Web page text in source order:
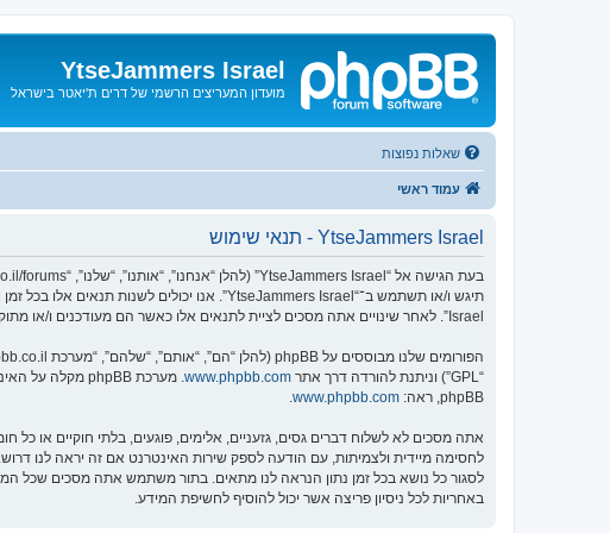
YtseJammers Israel
מועדון המעריצים הרשמי של דרים ת'יאטר בישראל
שאלות נפוצות
עמוד ראשי
YtseJammers Israel - תנאי שימוש
Israel”. לאחר שינויים אתה מסכים לציית לתנאים אלו כאשר הם מעודכנים ו/או מתוקנים.
הפורומים שלנו מבוססים על phpBB (להלן “הם”, “אותם”, “שלהם”, “מערכת phpBB”, “www.phpbb.co.il”, “קבוצת phpBB”, “צוות phpBB הישראלי”) אשר הינה מערכת בולטיין המשוחררת תחת הסכם “
“GPL”) וניתנת להורדה דרך אתר
www.phpbb.com
phpBB, ראה:
www.phpbb.com
באחריות לכל ניסיון פריצה אשר יכול להוסיף לחשיפת המידע.